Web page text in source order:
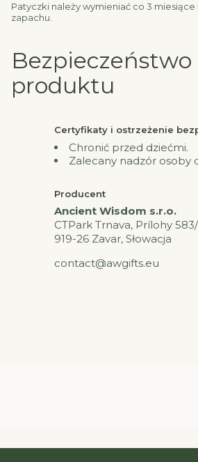
Patyczki należy wymieniać co 3 miesiące
zapachu.
Bezpieczeństwo
produktu
Certyfikaty i ostrzeżenie
Chronić przed dziećmi.
Zalecany nadzór osoby
Producent
Ancient Wisdom s.r.o.
CTPark Trnava, Prílohy
919-26 Zavar, Słowacja
contact@awgifts.eu